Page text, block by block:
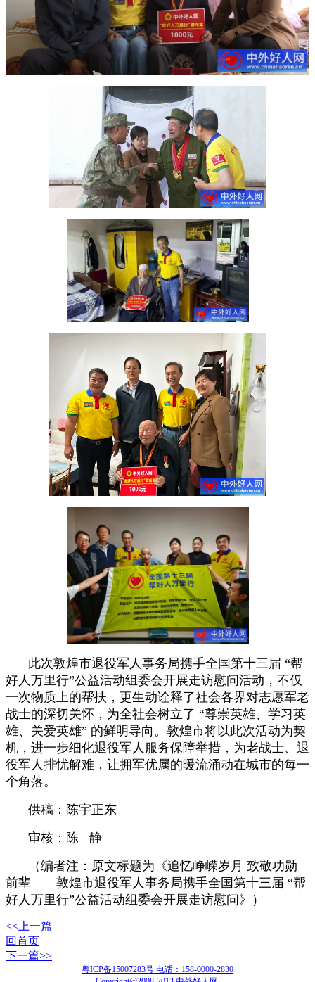
此次敦煌市退役军人事务局携手全国第十三届 “帮
好人万里行”公益活动组委会开展走访慰问活动，不仅
一次物质上的帮扶，更生动诠释了社会各界对志愿军老
战士的深切关怀，为全社会树立了 “尊崇英雄、学习英
雄、关爱英雄” 的鲜明导向。敦煌市将以此次活动为契
机，进一步细化退役军人服务保障举措，为老战士、退
役军人排忧解难，让拥军优属的暖流涌动在城市的每一
个角落。
供稿：陈宇正东
审核：陈 静
（编者注：原文标题为《追忆峥嵘岁月 致敬功勋
前辈——敦煌市退役军人事务局携手全国第十三届 “帮
好人万里行”公益活动组委会开展走访慰问》）
<<上一篇
回首页
下一篇>>
粤ICP备15007283号 电话：158-0000-2830